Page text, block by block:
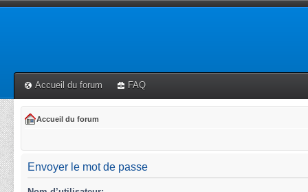
Accueil du forum FAQ
Accueil du forum
Envoyer le mot de passe